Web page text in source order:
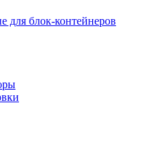
для блок-контейнеров